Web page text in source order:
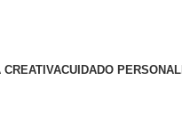
CREATIVACUIDADO PERSONAL